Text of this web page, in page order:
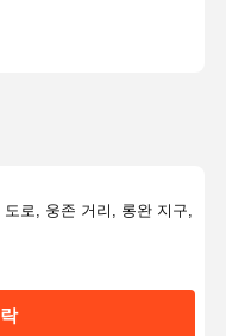
로, 웅존 거리, 롱완 지구,